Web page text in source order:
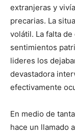
extranjeras y
precarias. La
volátil. La falta
sentimientos
lideres los
devastadora
efectivamente
En medio de
hace un llamado